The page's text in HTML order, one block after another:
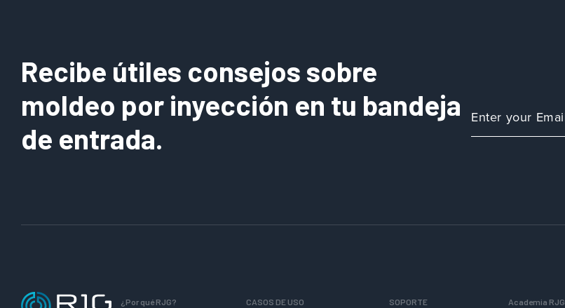
Recibe útiles consejos sobre
moldeo por inyección en tu bandeja
de entrada.
¿Por qué RJG?
CASOS DE USO
SOPORTE
Academia RJG